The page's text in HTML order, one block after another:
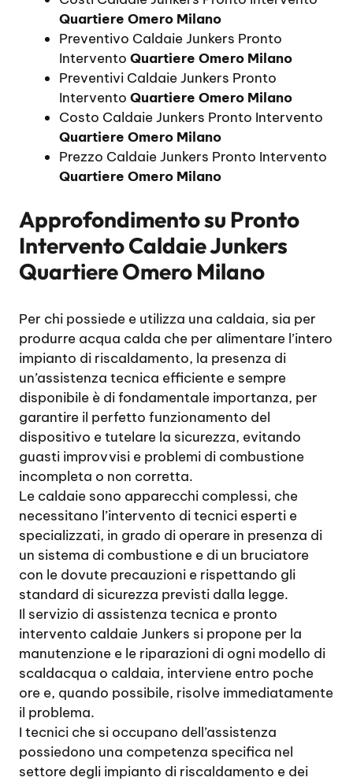
Quartiere Omero Milano
Preventivo Caldaie Junkers Pronto
Intervento Quartiere Omero Milano
Preventivi Caldaie Junkers Pronto
Intervento Quartiere Omero Milano
Costo Caldaie Junkers Pronto Intervento
Quartiere Omero Milano
Prezzo Caldaie Junkers Pronto Intervento
Quartiere Omero Milano
Approfondimento su Pronto
Intervento Caldaie Junkers
Quartiere Omero Milano
Per chi possiede e utilizza una caldaia, sia per
produrre acqua calda che per alimentare l’intero
impianto di riscaldamento, la presenza di
un’assistenza tecnica efficiente e sempre
disponibile è di fondamentale importanza, per
garantire il perfetto funzionamento del
dispositivo e tutelare la sicurezza, evitando
guasti improvvisi e problemi di combustione
incompleta o non corretta.
Le caldaie sono apparecchi complessi, che
necessitano l’intervento di tecnici esperti e
specializzati, in grado di operare in presenza di
un sistema di combustione e di un bruciatore
con le dovute precauzioni e rispettando gli
standard di sicurezza previsti dalla legge.
Il servizio di assistenza tecnica e pronto
intervento caldaie Junkers si propone per la
manutenzione e le riparazioni di ogni modello di
scaldacqua o caldaia, interviene entro poche
ore e, quando possibile, risolve immediatamente
il problema.
I tecnici che si occupano dell’assistenza
possiedono una competenza specifica nel
settore degli impianto di riscaldamento e dei